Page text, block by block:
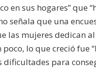
en sus hogares” que
señala que una
las mujeres dedican
lo que creció fue
para